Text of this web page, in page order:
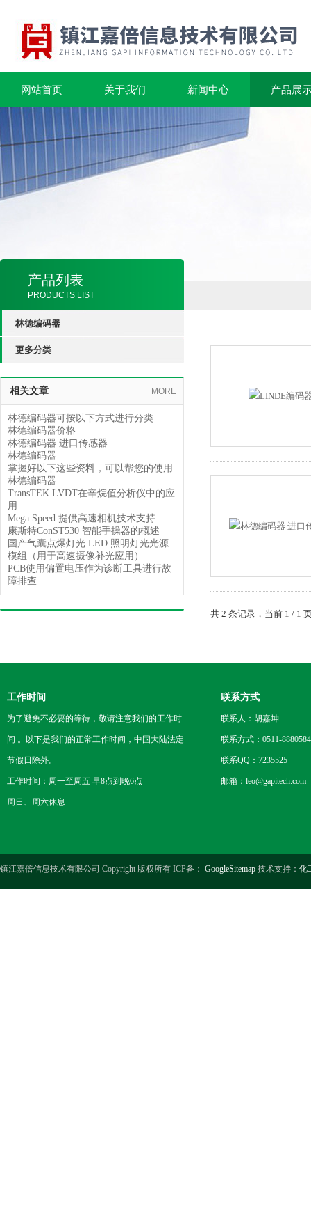
网站首页 关于我们 新闻中心 产品展
产品列表
PRODUCTS LIST
林德编码器
更多分类
相关文章 +MORE
林德编码器可按以下方式进行分类
林德编码器价格
林德编码器 进口传感器
林德编码器
掌握好以下这些资料，可以帮您的使用
林德编码器
TransTEK LVDT在辛烷值分析仪中的应
用
Mega Speed 提供高速相机技术支持
康斯特ConST530 智能手操器的概述
国产气囊点爆灯光 LED 照明灯光光源
模组（用于高速摄像补光应用）
PCB使用偏置电压作为诊断工具进行故
障排查
共 2 条记录，当前 1 / 1
工作时间
为了避免不必要的等待，敬请注意我们的工作时
间 。以下是我们的正常工作时间，中国大陆法定
节假日除外。
工作时间：周一至周五 早8点到晚6点
周日、周六休息
联系方式
联系人：胡嘉坤
联系方式：0511-
联系QQ：7235525
邮箱：leo@gapitech.com
镇江嘉倍信息技术有限公司 Copyright 版权所有 ICP备： GoogleSitemap 技术支持： 化